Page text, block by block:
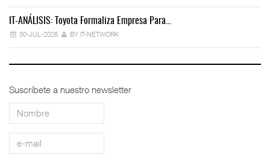
IT-ANÁLISIS: Toyota Formaliza Empresa Para…
30-JUL-2026 BY IT-NETWORK
Suscríbete a nuestro newsletter